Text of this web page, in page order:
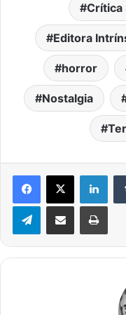
Crítica
Editora
horror
Nostalgia
Facebook
X
TelegramCompartilhar via e-mail